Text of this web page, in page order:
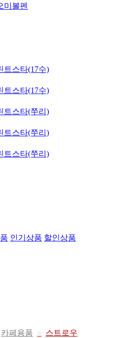
미볼펜
트스타(17수)
트스타(17수)
트스타(쭈리)
트스타(쭈리)
트스타(쭈리)
인기상품 할인상품
카페용품 스트로우